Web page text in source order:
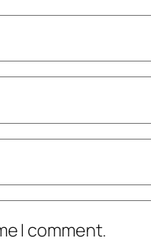
I comment.